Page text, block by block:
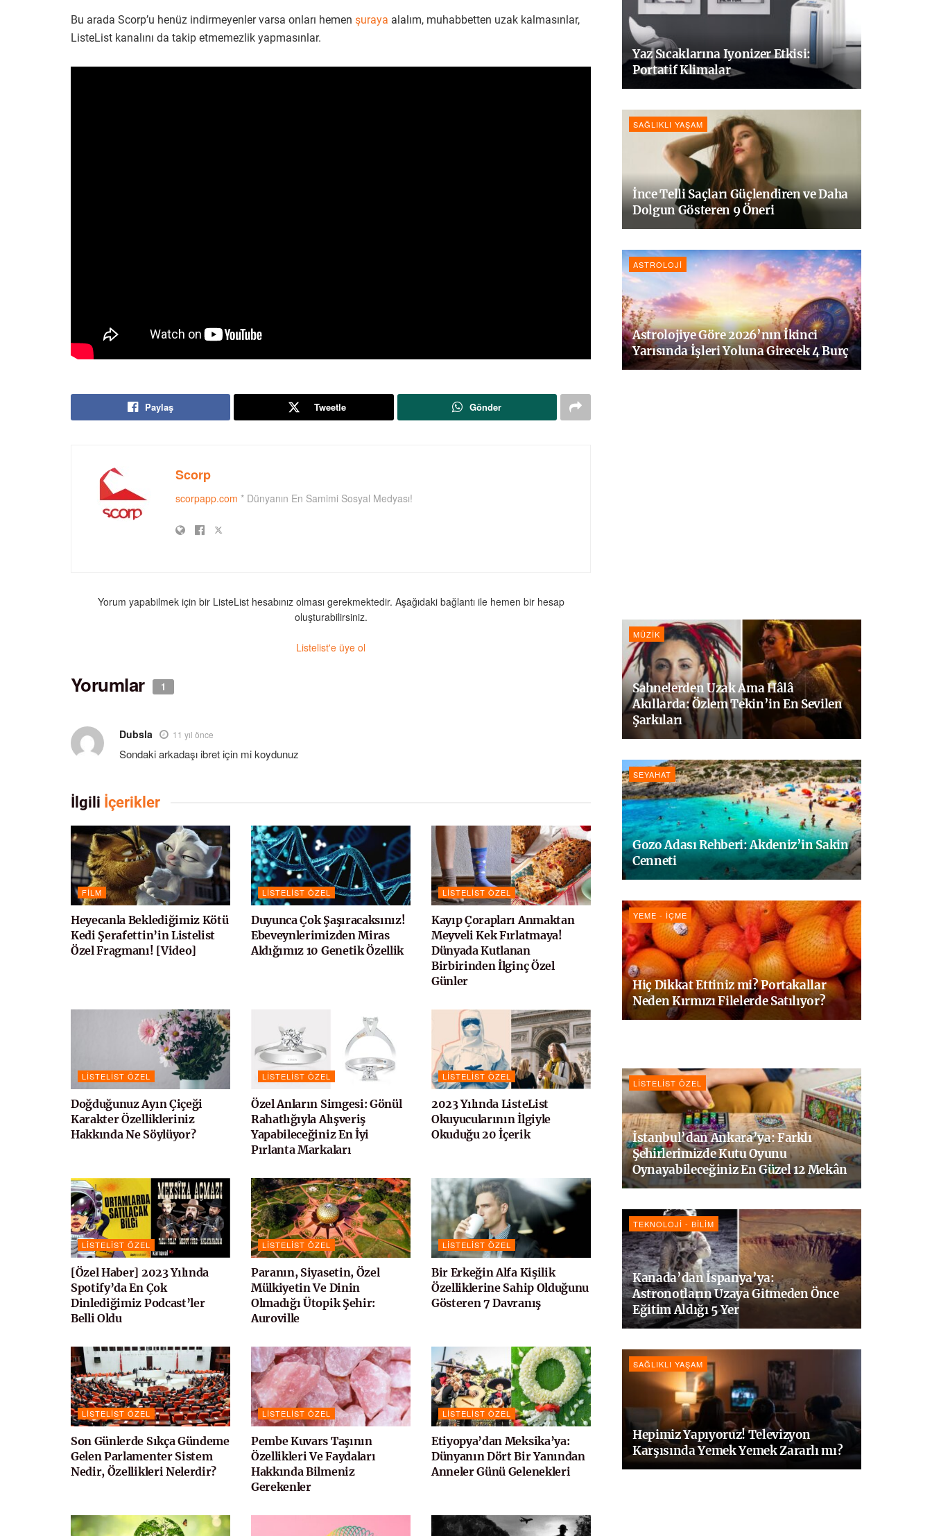
Bu arada Scorp’u henüz indirmeyenler varsa onları hemen şuraya alalım, muhabbetten uzak kalmasınlar,
ListeList kanalını da takip etmemezlik yapmasınlar.
Paylaş Tweetle Gönder
Scorp
scorpapp.com * Dünyanın En Samimi Sosyal Medyası!
Yorum yapabilmek için bir ListeList hesabınız olması gerekmektedir. Aşağıdaki bağlantı ile hemen bir hesap
oluşturabilirsiniz.
Listelist'e üye ol
Yorumlar 1
Dubsla 11 yıl önce
Sondaki arkadaşı ibret için mi koydunuz
İlgili İçerikler
FILM
Heyecanla Beklediğimiz Kötü
Kedi Şerafettin’in Listelist
Özel Fragmanı! [Video]
LISTELIST ÖZEL
Duyunca Çok Şaşıracaksınız!
Ebeveynlerimizden Miras
Aldığımız 10 Genetik Özellik
LISTELIST ÖZEL
Kayıp Çorapları Anmaktan
Meyveli Kek Fırlatmaya!
Dünyada Kutlanan
Birbirinden İlginç Özel
Günler
LISTELIST ÖZEL
Doğduğunuz Ayın Çiçeği
Karakter Özellikleriniz
Hakkında Ne Söylüyor?
LISTELIST ÖZEL
Özel Anların Simgesi: Gönül
Rahatlığıyla Alışveriş
Yapabileceğiniz En İyi
Pırlanta Markaları
LISTELIST ÖZEL
2023 Yılında ListeList
Okuyucularının İlgiyle
Okuduğu 20 İçerik
LISTELIST ÖZEL
[Özel Haber] 2023 Yılında
Spotify’da En Çok
Dinlediğimiz Podcast’ler
Belli Oldu
LISTELIST ÖZEL
Paranın, Siyasetin, Özel
Mülkiyetin Ve Dinin
Olmadığı Ütopik Şehir:
Auroville
LISTELIST ÖZEL
Bir Erkeğin Alfa Kişilik
Özelliklerine Sahip Olduğunu
Gösteren 7 Davranış
LISTELIST ÖZEL
Son Günlerde Sıkça Gündeme
Gelen Parlamenter Sistem
Nedir, Özellikleri Nelerdir?
LISTELIST ÖZEL
Pembe Kuvars Taşının
Özellikleri Ve Faydaları
Hakkında Bilmeniz
Gerekenler
LISTELIST ÖZEL
Etiyopya’dan Meksika’ya:
Dünyanın Dört Bir Yanından
Anneler Günü Gelenekleri
Yaz Sıcaklarına Iyonizer Etkisi:
Portatif Klimalar
SAĞLIKLI YAŞAM
İnce Telli Saçları Güçlendiren ve Daha
Dolgun Gösteren 9 Öneri
ASTROLOJI
Astrolojiye Göre 2026’nın İkinci
Yarısında İşleri Yoluna Girecek 4 Burç
MÜZIK
Sahnelerden Uzak Ama Hâlâ
Akıllarda: Özlem Tekin’in En Sevilen
Şarkıları
SEYAHAT
Gozo Adası Rehberi: Akdeniz’in Sakin
Cenneti
YEME - İÇME
Hiç Dikkat Ettiniz mi? Portakallar
Neden Kırmızı Filelerde Satılıyor?
LISTELIST ÖZEL
İstanbul’dan Ankara’ya: Farklı
Şehirlerimizde Kutu Oyunu
Oynayabileceğiniz En Güzel 12 Mekân
TEKNOLOJI - BILIM
Kanada’dan İspanya’ya:
Astronotların Uzaya Gitmeden Önce
Eğitim Aldığı 5 Yer
SAĞLIKLI YAŞAM
Hepimiz Yapıyoruz! Televizyon
Karşısında Yemek Yemek Zararlı mı?